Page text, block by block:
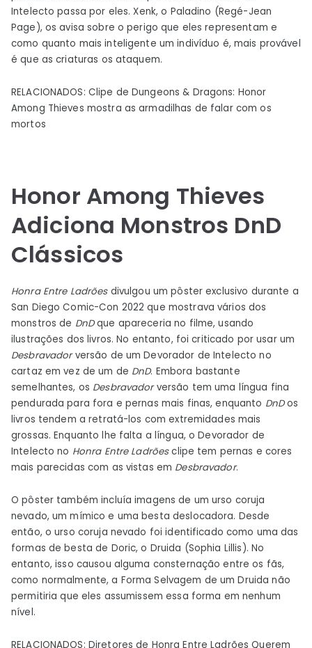
Intelecto passa por eles. Xenk, o Paladino (Regé-Jean
Page), os avisa sobre o perigo que eles representam e
como quanto mais inteligente um indivíduo é, mais provável
é que as criaturas os ataquem.
RELACIONADOS: Clipe de Dungeons & Dragons: Honor
Among Thieves mostra as armadilhas de falar com os
mortos
Honor Among Thieves
Adiciona Monstros DnD
Clássicos
Honra Entre Ladrões divulgou um pôster exclusivo durante a
San Diego Comic-Con 2022 que mostrava vários dos
monstros de DnDque apareceria no filme, usando
ilustrações dos livros. No entanto, foi criticado por usar um
Desbravadorversão de um Devorador de Intelecto no
cartaz em vez de um de DnD. Embora bastante
semelhantes, os Desbravadorversão tem uma língua fina
pendurada para fora e pernas mais finas, enquanto DnDos
livros tendem a retratá-los com extremidades mais
grossas. Enquanto lhe falta a língua, o Devorador de
Intelecto no Honra Entre Ladrõesclipe tem pernas e cores
mais parecidas com as vistas em Desbravador.
O pôster também incluía imagens de um urso coruja
nevado, um mímico e uma besta deslocadora. Desde
então, o urso coruja nevado foi identificado como uma das
formas de besta de Doric, o Druida (Sophia Lillis). No
entanto, isso causou alguma consternação entre os fãs,
como normalmente, a Forma Selvagem de um Druida não
permitiria que eles assumissem essa forma em nenhum
nível.
RELACIONADOS: Diretores de Honra Entre Ladrões Querem